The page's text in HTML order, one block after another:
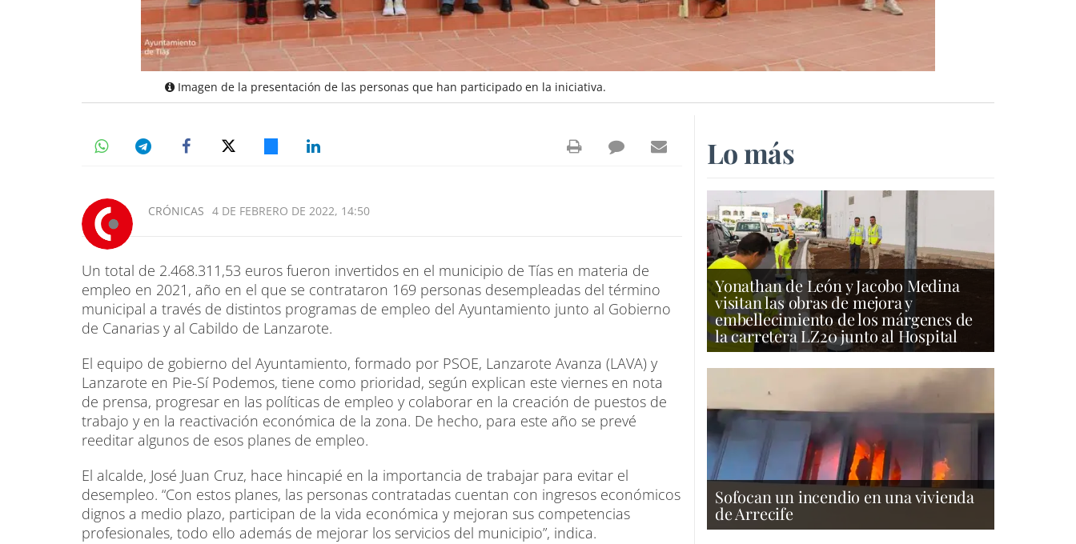
Imagen de la presentación de las personas que han participado en la iniciativa.
CRÓNICAS 4 DE FEBRERO DE 2022, 14:50
Un total de 2.468.311,53 euros fueron invertidos en el municipio de Tías en materia de
empleo en 2021, año en el que se contrataron 169 personas desempleadas del término
municipal a través de distintos programas de empleo del Ayuntamiento junto al Gobierno
de Canarias y al Cabildo de Lanzarote.
El equipo de gobierno del Ayuntamiento, formado por PSOE, Lanzarote Avanza (LAVA) y
Lanzarote en Pie-Sí Podemos, tiene como prioridad, según explican este viernes en nota
de prensa, progresar en las políticas de empleo y colaborar en la creación de puestos de
trabajo y en la reactivación económica de la zona. De hecho, para este año se prevé
reeditar algunos de esos planes de empleo.
El alcalde, José Juan Cruz, hace hincapié en la importancia de trabajar para evitar el
desempleo. “Con estos planes, las personas contratadas cuentan con ingresos económicos
dignos a medio plazo, participan de la vida económica y mejoran sus competencias
profesionales, todo ello además de mejorar los servicios del municipio”, indica.
Lo más
Yonathan de León y Jacobo Medina
visitan las obras de mejora y
embellecimiento de los márgenes de
la carretera LZ20 junto al Hospital
Sofocan un incendio en una vivienda
de Arrecife